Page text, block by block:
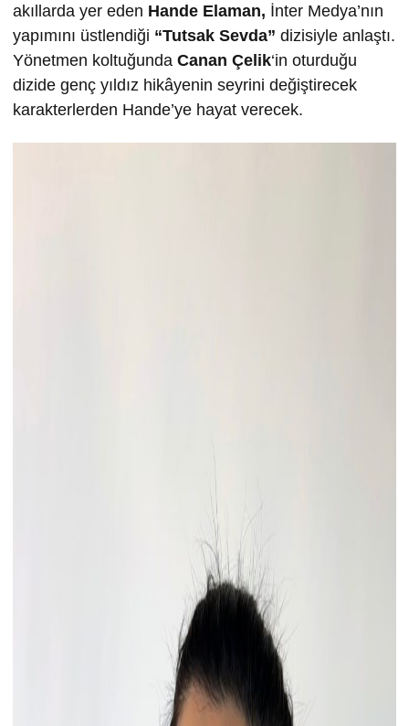
akıllarda yer eden Hande Elaman, İnter Medya’nın
yapımını üstlendiği “Tutsak Sevda” dizisiyle anlaştı.
Yönetmen koltuğunda Canan Çelik‘in oturduğu
dizide genç yıldız hikâyenin seyrini değiştirecek
karakterlerden Hande’ye hayat verecek.